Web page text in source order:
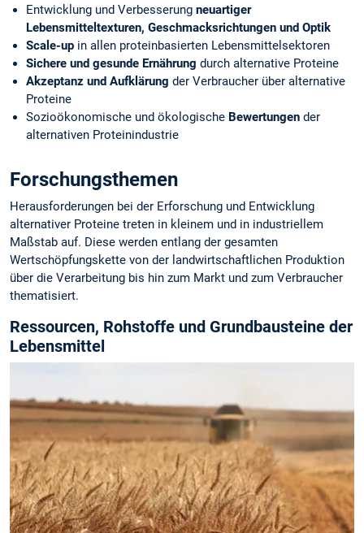
Entwicklung und Verbesserung neuartiger
Lebensmitteltexturen, Geschmacksrichtungen und Optik
Scale-up in allen proteinbasierten Lebensmittelsektoren
Sichere und gesunde Ernährung durch alternative Proteine
Akzeptanz und Aufklärung der Verbraucher über alternative
Proteine
Sozioökonomische und ökologische Bewertungen der
alternativen Proteinindustrie
Forschungsthemen
Herausforderungen bei der Erforschung und Entwicklung
alternativer Proteine treten in kleinem und in industriellem
Maßstab auf. Diese werden entlang der gesamten
Wertschöpfungskette von der landwirtschaftlichen Produktion
über die Verarbeitung bis hin zum Markt und zum Verbraucher
thematisiert.
Ressourcen, Rohstoffe und Grundbausteine der
Lebensmittel